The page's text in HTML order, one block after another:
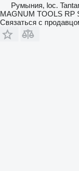
Румыния, loc.
MAGNUM TOOLS RP
Связаться с